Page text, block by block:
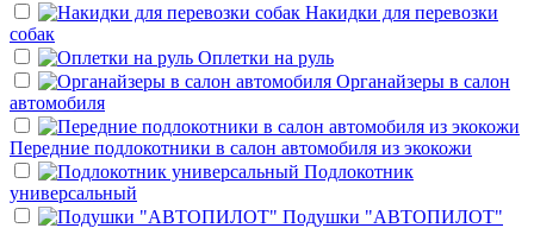
Накидки для перевозки
собак
Оплетки на руль
Органайзеры в салон
автомобиля
Передние подлокотники в салон автомобиля из экокожи
Подлокотник
универсальный
Подушки "АВТОПИЛОТ"